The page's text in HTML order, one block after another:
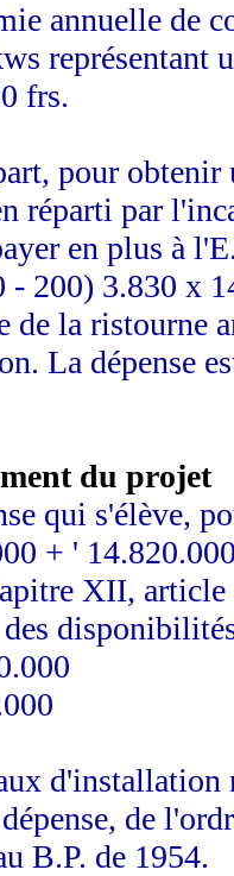
annuelle de
représentant
frs.
pour obtenir
réparti par
en plus à
- 200) 3.830 x
de la ristourne
La dépense
du projet
qui s'élève,
+ '
XII,
des
d'installation
de
B.P. de 1954.